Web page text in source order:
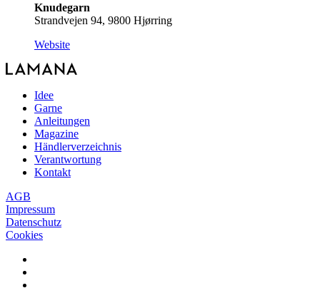
Knudegarn
Strandvejen 94, 9800 Hjørring
Website
Idee
Garne
Anleitungen
Magazine
Händlerverzeichnis
Verantwortung
Kontakt
AGB
Impressum
Datenschutz
Cookies